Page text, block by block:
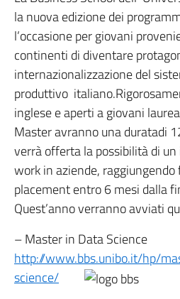
la nuova edizione dei
l’occasione per giovani
continenti di diventare
internazionalizzazione del
produttivo
inglese e aperti a giovani
Master avranno una duratadi
verrà offerta la possibilità di
work in aziende, raggiungendo
placement entro 6 mesi dalla
Quest’anno verranno avviati
– Master in Data Science
http://www.bbs.unibo.it/hp/
science/